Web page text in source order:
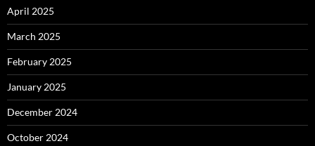
April 2025
March 2025
February 2025
January 2025
December 2024
October 2024